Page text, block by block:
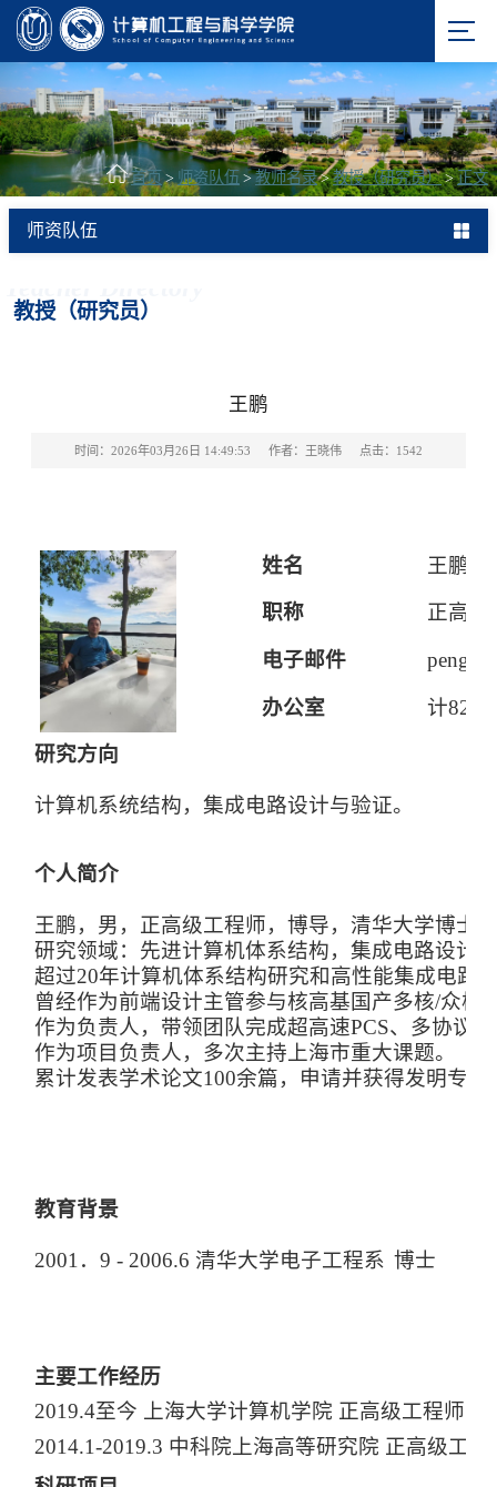
首页 > 师资队伍 >教师名录>教授（研究员）>正文
师资队伍
教授（研究员）
王鹏
时间：2026年03月26日 14:49:53 作者：王晓伟 点击： 1542
姓名
王鹏
职称
正高级
电子邮件
办公室
计827
研究方向
计算机系统结构，集成电路设计与验证。
个人简介
王鹏，男，正高级工程师，博导，清华大学博士
研究领域：先进计算机体系结构，集成电路设计
超过20年计算机体系结构研究和高性能集成电路
曾经作为前端设计主管参与核高基国产多核/众
作为负责人，带领团队完成超高速PCS、多协议
作为项目负责人，多次主持上海市重大课题。
累计发表学术论文100余篇，申请并获得发明专利
教育背景
2001．9 - 2006.6 清华大学电子工程系 博士
主要工作经历
2019.4至今 上海大学计算机学院 正高级工程师 博
2014.1-2019.3 中科院上海高等研究院 正高级工程